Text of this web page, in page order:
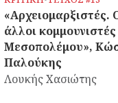
«Αρχειομαρξιστές.
άλλοι
Μεσοπολέμου»,
Παλούκης
Λουκής Χασιώτης